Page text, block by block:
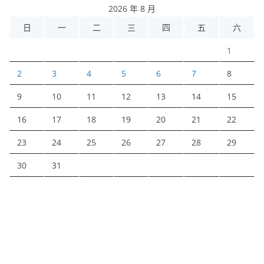
2026 年 8 月
日
一 二 三 四 五 六
1
2 3 4 5 6 7 8
9 10 11 12 13 14 15
16 17 18 19 20 21 22
23 24 25 26 27 28 29
30 31